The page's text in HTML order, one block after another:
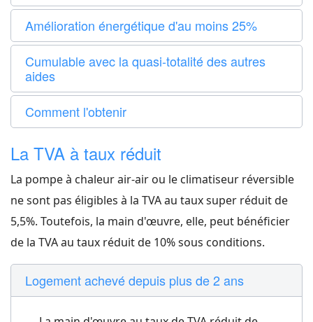
Amélioration énergétique d'au moins 25%
Cumulable avec la quasi-totalité des autres
aides
Comment l'obtenir
La TVA à taux réduit
La pompe à chaleur air-air ou le climatiseur réversible
ne sont pas éligibles à la TVA au taux super réduit de
5,5%. Toutefois, la main d'œuvre, elle, peut bénéficier
de la TVA au taux réduit de 10% sous conditions.
Logement achevé depuis plus de 2 ans